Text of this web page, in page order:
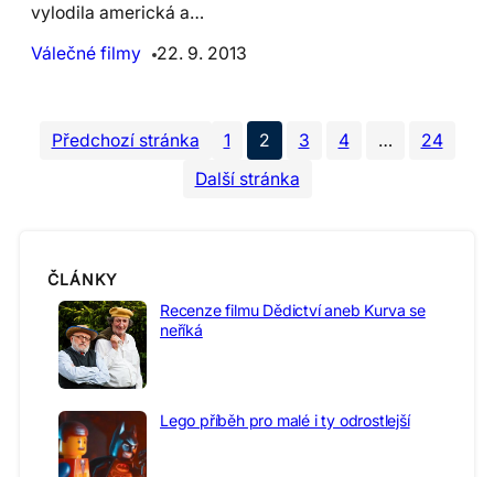
vylodila americká a…
Válečné filmy
22. 9. 2013
Předchozí stránka 1 2 3 4 …
24
Další stránka
ČLÁNKY
Recenze filmu Dědictví aneb Kurva se
neříká
Lego příběh pro malé i ty odrostlejší